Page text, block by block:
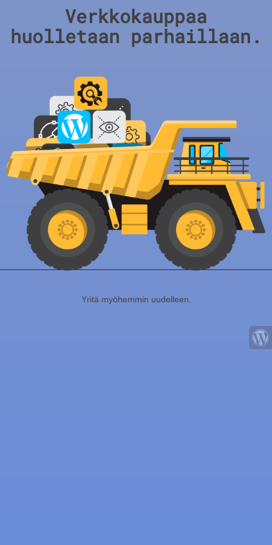
Verkkokauppaa
huolletaan parhaillaan.
Yritä myöhemmin uudelleen.